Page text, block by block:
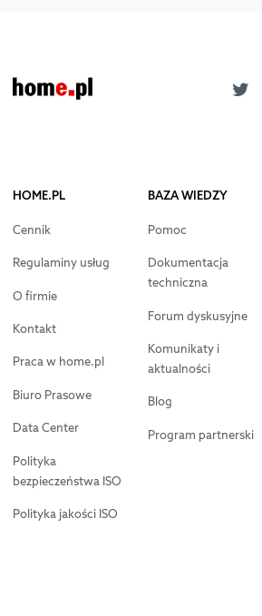
HOME.PL
Cennik
Regulaminy usług
O firmie
Kontakt
Praca w home.pl
Biuro Prasowe
Data Center
Polityka
bezpieczeństwa ISO
Polityka jakości ISO
BAZA WIEDZY
Pomoc
Dokumentacja
techniczna
Forum dyskusyjne
Komunikaty i
aktualności
Blog
Program partnerski